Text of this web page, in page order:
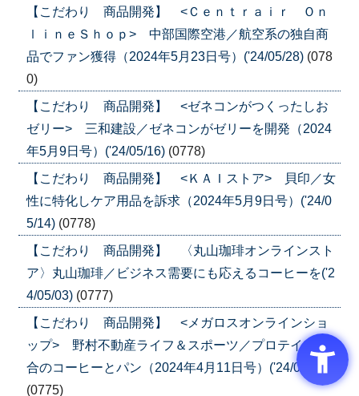
【こだわり 商品開発】 <Ｃｅｎｔｒａｉｒ Ｏｎ
ｌｉｎｅＳｈｏｐ> 中部国際空港／航空系の独自商
品でファン獲得（2024年5月23日号）('24/05/28) (078
0)
【こだわり 商品開発】 <ゼネコンがつくったしお
ゼリー> 三和建設／ゼネコンがゼリーを開発（2024
年5月9日号）('24/05/16) (0778)
【こだわり 商品開発】 <ＫＡＩストア> 貝印／女
性に特化しケア用品を訴求（2024年5月9日号）('24/0
5/14) (0778)
【こだわり 商品開発】 〈丸山珈琲オンラインスト
ア〉丸山珈琲／ビジネス需要にも応えるコーヒーを('2
4/05/03) (0777)
【こだわり 商品開発】 <メガロスオンラインショ
ップ> 野村不動産ライフ＆スポーツ／プロテイン配
合のコーヒーとパン（2024年4月11日号）('24/04/16)
(0775)